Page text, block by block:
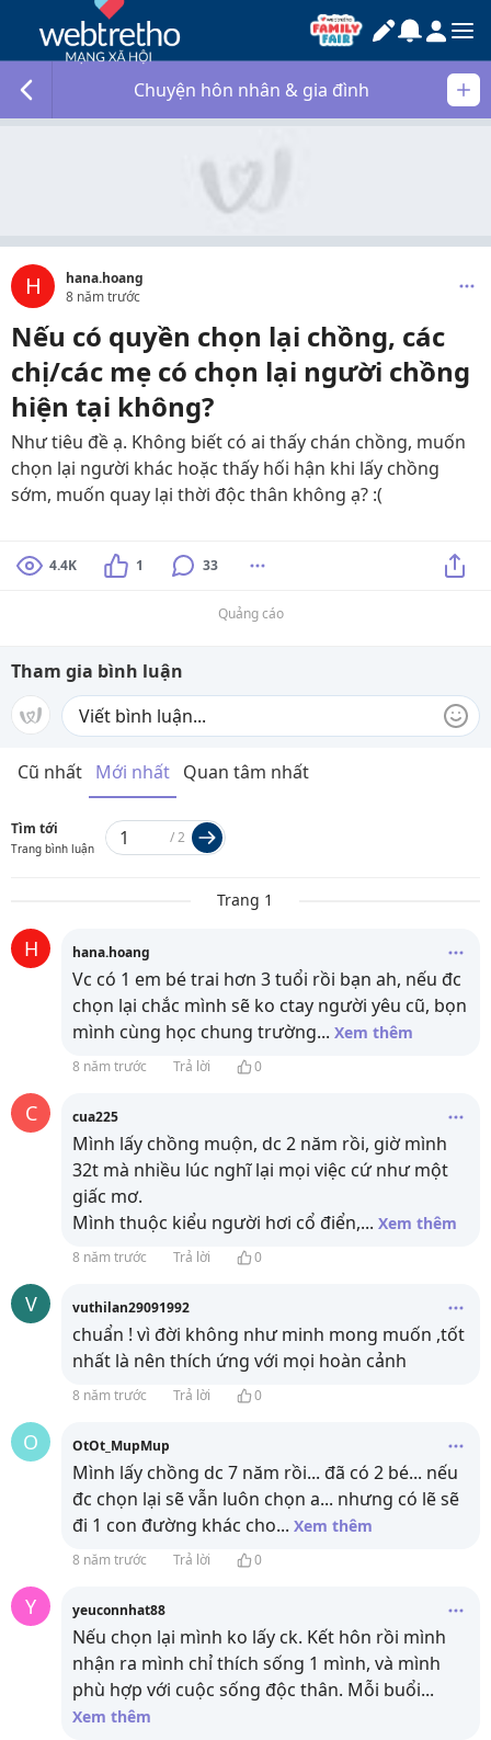
Chuyện hôn nhân & gia đình
H
hana.hoang
8 năm trước
Nếu có quyền chọn lại chồng, các
chị/các mẹ có chọn lại người chồng
hiện tại không?
Như tiêu đề ạ. Không biết có ai thấy chán chồng, muốn
chọn lại người khác hoặc thấy hối hận khi lấy chồng
sớm, muốn quay lại thời độc thân không ạ? :(
4.4K 1 33
Quảng cáo
Tham gia bình luận
Cũ nhất Mới nhất Quan tâm nhất
Tìm tới
Trang bình luận
/2
Trang 1
H hana.hoang
Vc có 1 em bé trai hơn 3 tuổi rồi bạn ah, nếu đc
chọn lại chắc mình sẽ ko ctay người yêu cũ, bọn
mình cùng học chung trường... Xem thêm
8 năm trước Trả lời 0
C cua225
Mình lấy chồng muộn, dc 2 năm rồi, giờ mình
32t mà nhiều lúc nghĩ lại mọi việc cứ như một
giấc mơ.
Mình thuộc kiểu người hơi cổ điển,... Xem thêm
8 năm trước Trả lời 0
V vuthilan29091992
chuẩn ! vì đời không như minh mong muốn ,tốt
nhất là nên thích ứng với mọi hoàn cảnh
8 năm trước Trả lời 0
O OtOt_MupMup
Mình lấy chồng dc 7 năm rồi... đã có 2 bé... nếu
đc chọn lại sẽ vẫn luôn chọn a... nhưng có lẽ sẽ
đi 1 con đường khác cho... Xem thêm
8 năm trước Trả lời 0
Y yeuconnhat88
Nếu chọn lại mình ko lấy ck. Kết hôn rồi mình
nhận ra mình chỉ thích sống 1 mình, và mình
phù hợp với cuộc sống độc thân. Mỗi buổi...
Xem thêm